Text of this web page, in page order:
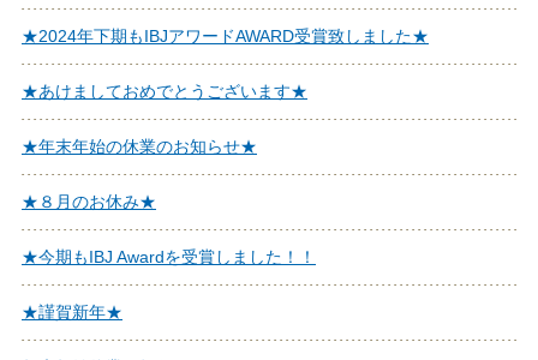
★2024年下期もIBJアワードAWARD受賞致しました★
★あけましておめでとうございます★
★年末年始の休業のお知らせ★
★８月のお休み★
★今期もIBJ Awardを受賞しました！！
★謹賀新年★